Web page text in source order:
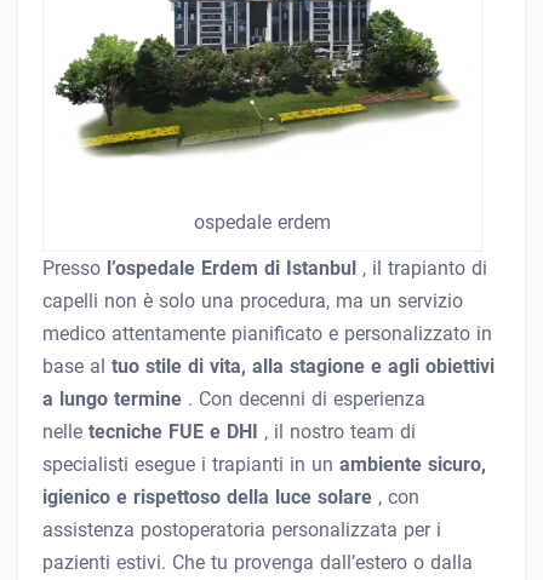
ospedale erdem
Presso l’ospedale Erdem di Istanbul , il trapianto di
capelli non è solo una procedura, ma un servizio
medico attentamente pianificato e personalizzato in
base al tuo stile di vita, alla stagione e agli obiettivi
a lungo termine . Con decenni di esperienza
nelle tecniche FUE e DHI , il nostro team di
specialisti esegue i trapianti in un ambiente sicuro,
igienico e rispettoso della luce solare , con
assistenza postoperatoria personalizzata per i
pazienti estivi. Che tu provenga dall’estero o dalla